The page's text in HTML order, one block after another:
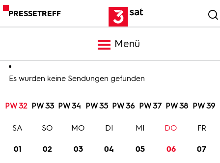
PRESSETREFF
Menü
Meldungen
Programm
Es wurden keine Sendungen gefunden
PW 32 PW 33 PW 34 PW 35 PW 36 PW 37 PW 38 PW 39
01
SA
02
SO
03
MO
04
DI
05
MI
06
DO
07
FR